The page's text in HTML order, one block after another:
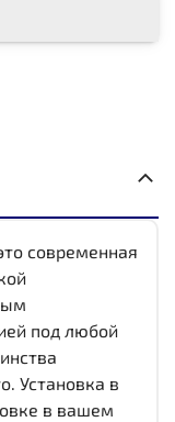
современная
под любой
Установка в
в вашем